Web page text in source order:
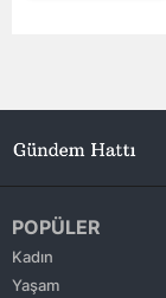
POPÜLER
Kadın
Yaşam